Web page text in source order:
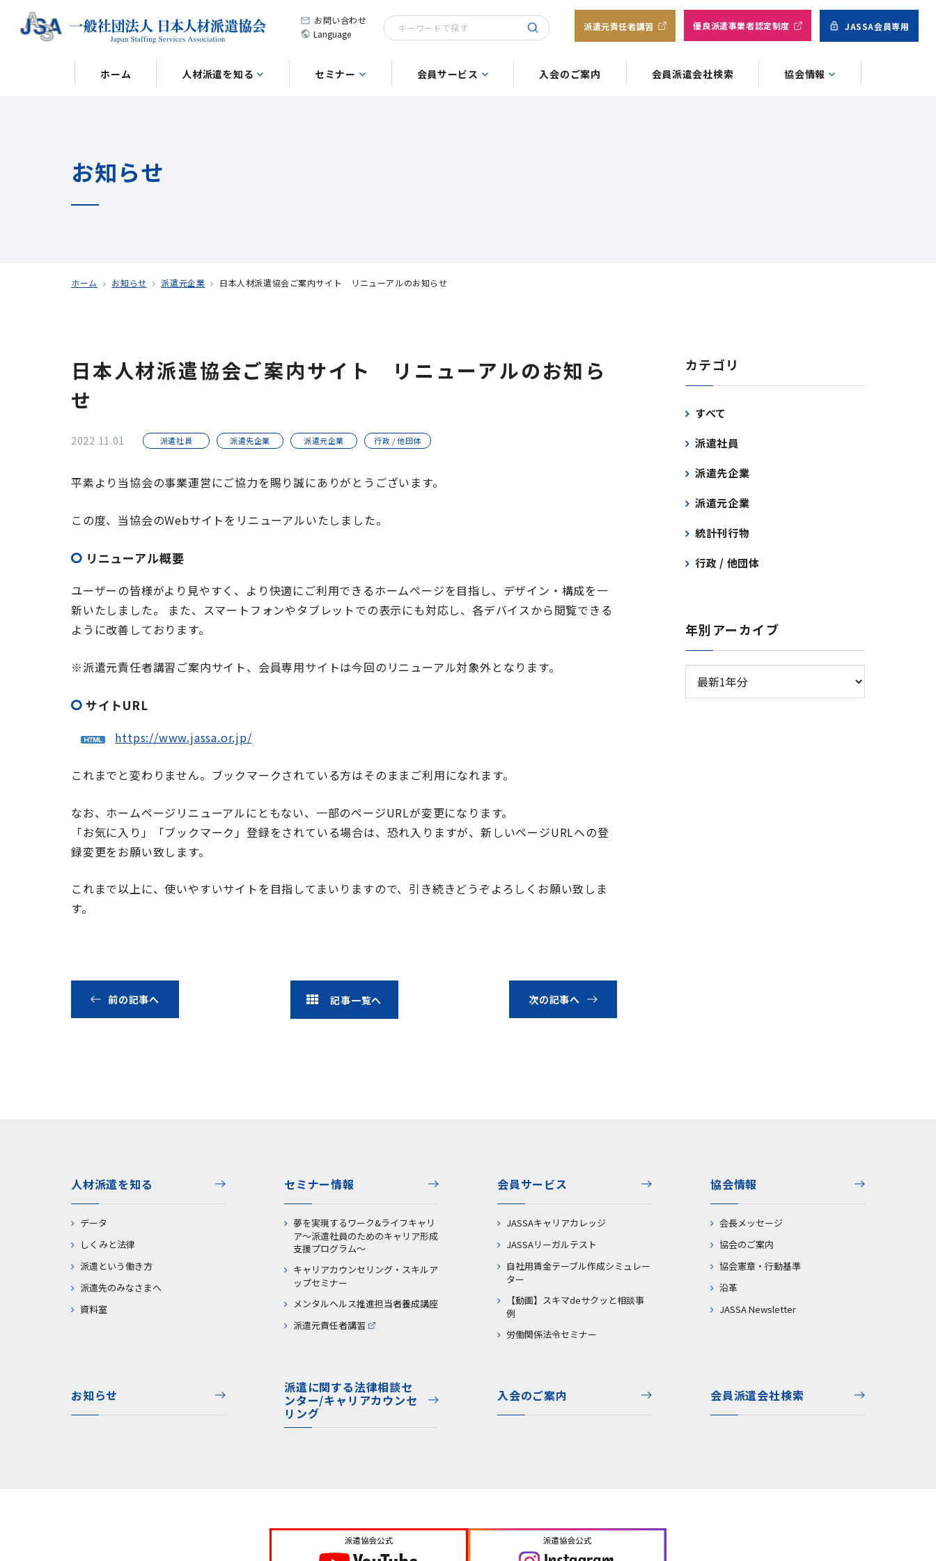
お問い合わせ
public Language
派遣元責任者講習 優良派遣事業者認定制度 JASSA会員専用
ホーム 人材派遣を知る セミナー 会員サービス 入会のご案内 会員派遣会社検索 協会情報
お知らせ
ホーム お知らせ 派遣元企業 日本人材派遣協会ご案内サイト リニューアルのお知らせ
日本人材派遣協会ご案内サイト リニューアルのお知ら
せ
2022.11.01 派遣社員 派遣先企業 派遣元企業 行政 / 他団体
平素より当協会の事業運営にご協力を賜り誠にありがとうございます。
この度、当協会のWebサイトをリニューアルいたしました。
リニューアル概要
ユーザーの皆様がより見やすく、より快適にご利用できるホームページを目指し、デザイン・構成を一
新いたしました。 また、スマートフォンやタブレットでの表示にも対応し、各デバイスから閲覧できる
ように改善しております。
※派遣元責任者講習ご案内サイト、会員専用サイトは今回のリニューアル対象外となります。
サイトURL
https://www.jassa.or.jp/
これまでと変わりません。ブックマークされている方はそのままご利用になれます。
なお、ホームページリニューアルにともない、一部のページURLが変更になります。
「お気に入り」「ブックマーク」登録をされている場合は、恐れ入りますが、新しいページURLへの登
録変更をお願い致します。
これまで以上に、使いやすいサイトを目指してまいりますので、引き続きどうぞよろしくお願い致しま
す。
前の記事へ 記事一覧へ 次の記事へ
カテゴリ
すべて
派遣社員
派遣先企業
派遣元企業
統計刊行物
行政 / 他団体
年別アーカイブ
人材派遣を知る
データ
しくみと法律
派遣という働き方
派遣先のみなさまへ
資料室
セミナー情報
夢を実現するワーク&ライフキャリ
ア～派遣社員のためのキャリア形成
支援プログラム～
キャリアカウンセリング・スキルア
ップセミナー
メンタルヘルス推進担当者養成講座
派遣元責任者講習
会員サービス
JASSAキャリアカレッジ
JASSAリーガルテスト
自社用賃金テーブル作成シミュレー
ター
【動画】スキマdeサクッと相談事
例
労働関係法令セミナー
協会情報
会長メッセージ
協会のご案内
協会憲章・行動基準
沿革
JASSA Newsletter
お知らせ 派遣に関する法律相談セ
ンター/キャリアカウンセ
リング
入会のご案内 会員派遣会社検索